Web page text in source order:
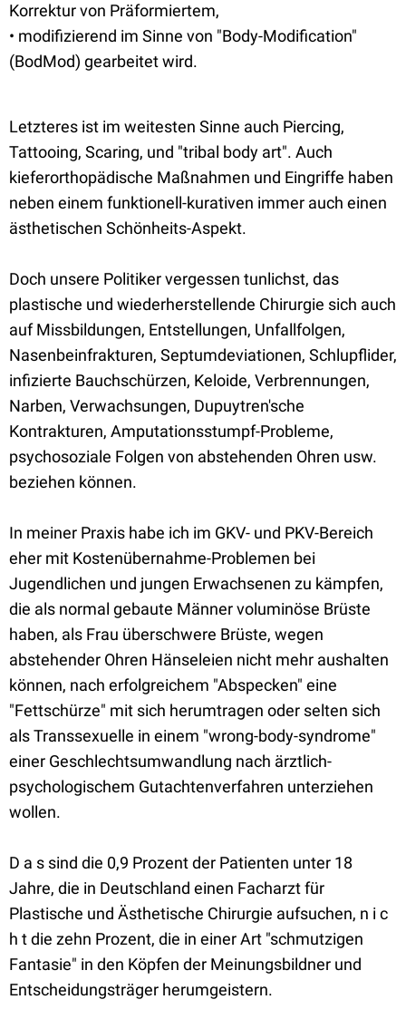
Korrektur von Präformiertem,
• modifizierend im Sinne von "Body-Modification"
(BodMod) gearbeitet wird.
Letzteres ist im weitesten Sinne auch Piercing,
Tattooing, Scaring, und "tribal body art". Auch
kieferorthopädische Maßnahmen und Eingriffe haben
neben einem funktionell-kurativen immer auch einen
ästhetischen Schönheits-Aspekt.
Doch unsere Politiker vergessen tunlichst, das
plastische und wiederherstellende Chirurgie sich auch
auf Missbildungen, Entstellungen, Unfallfolgen,
Nasenbeinfrakturen, Septumdeviationen, Schlupflider,
infizierte Bauchschürzen, Keloide, Verbrennungen,
Narben, Verwachsungen, Dupuytren'sche
Kontrakturen, Amputationsstumpf-Probleme,
psychosoziale Folgen von abstehenden Ohren usw.
beziehen können.
In meiner Praxis habe ich im GKV- und PKV-Bereich
eher mit Kostenübernahme-Problemen bei
Jugendlichen und jungen Erwachsenen zu kämpfen,
die als normal gebaute Männer voluminöse Brüste
haben, als Frau überschwere Brüste, wegen
abstehender Ohren Hänseleien nicht mehr aushalten
können, nach erfolgreichem "Abspecken" eine
"Fettschürze" mit sich herumtragen oder selten sich
als Transsexuelle in einem "wrong-body-syndrome"
einer Geschlechtsumwandlung nach ärztlich-
psychologischem Gutachtenverfahren unterziehen
wollen.
D a s sind die 0,9 Prozent der Patienten unter 18
Jahre, die in Deutschland einen Facharzt für
Plastische und Ästhetische Chirurgie aufsuchen, n i c
h t die zehn Prozent, die in einer Art "schmutzigen
Fantasie" in den Köpfen der Meinungsbildner und
Entscheidungsträger herumgeistern.